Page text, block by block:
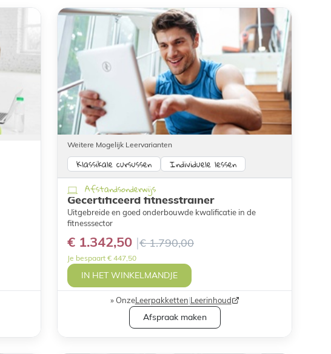
Weitere Mogelijk Leervarianten
Afstandsonderwijs
Klassikale cursussen Individuele lessen
Gecertificeerd fitnesstrainer
Uitgebreide en goed onderbouwde kwalificatie in de
fitnesssector
€ 1.342,50 € 1.790,00
Je bespaart € 447,50
IN HET WINKELMANDJE
OnzeLeerpakketten|Leerinhoud
Afspraak maken